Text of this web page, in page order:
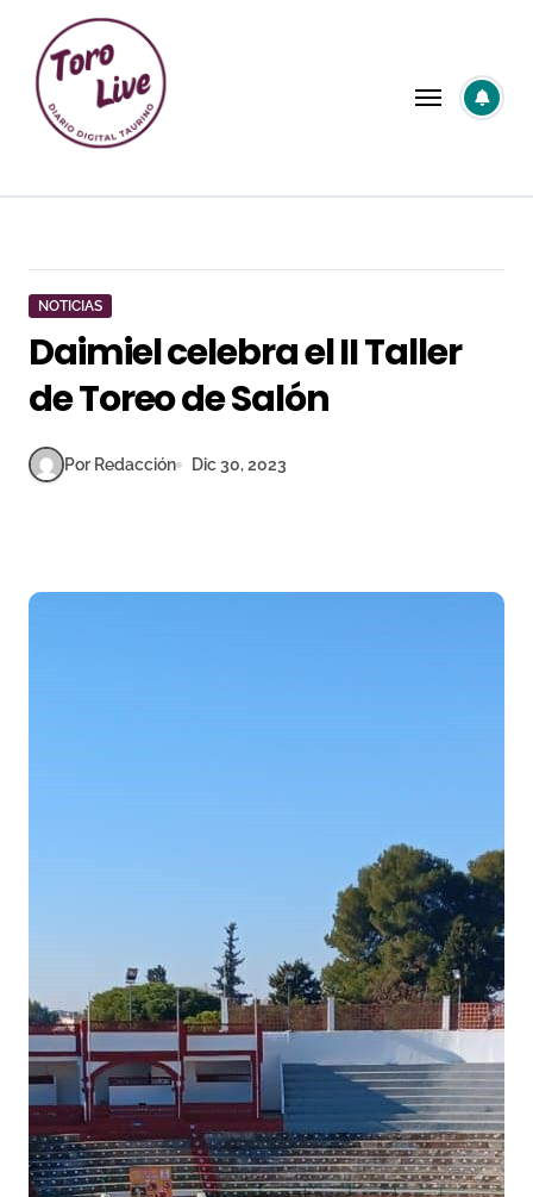
contenido
NOTICIAS
Daimiel celebra el II Taller
de Toreo de Salón
Por Redacción Dic 30, 2023